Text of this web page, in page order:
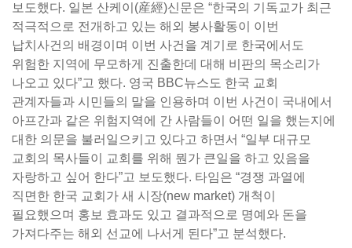
보도했다. 일본 산케이(産經)신문은 “한국의 기독교가 최근
적극적으로 전개하고 있는 해외 봉사활동이 이번
납치사건의 배경이며 이번 사건을 계기로 한국에서도
위험한 지역에 무모하게 진출한데 대해 비판의 목소리가
나오고 있다”고 했다. 영국 BBC뉴스도 한국 교회
관계자들과 시민들의 말을 인용하며 이번 사건이 국내에서
아프간과 같은 위험지역에 간 사람들이 어떤 일을 했는지에
대한 의문을 불러일으키고 있다고 하면서 “일부 대규모
교회의 목사들이 교회를 위해 뭔가 큰일을 하고 있음을
자랑하고 싶어 한다”고 보도했다. 타임은 “경쟁 과열에
직면한 한국 교회가 새 시장(new market) 개척이
필요했으며 홍보 효과도 있고 결과적으로 명예와 돈을
가져다주는 해외 선교에 나서게 된다”고 분석했다.